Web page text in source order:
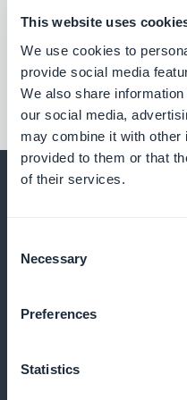
This website uses
We use cookies to
provide social media
We also share
our social media,
may combine it with other
provided to them or that
of their services.
Selection
Necessary
Preferences
Statistics
Och mycket mer